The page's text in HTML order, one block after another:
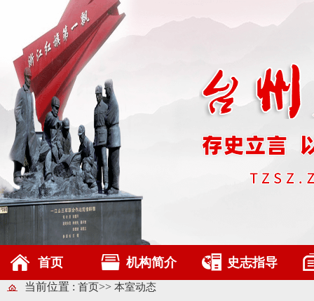
首页 机构简介 史志指导
当前位置 : 首页>> 本室动态